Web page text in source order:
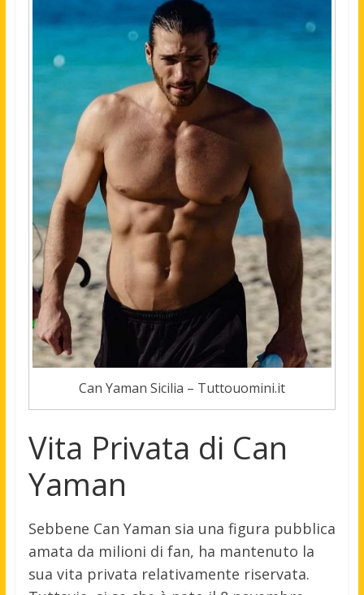
Can Yaman Sicilia – Tuttouomini.it
Vita Privata di Can
Yaman
Sebbene Can Yaman sia una figura pubblica
amata da milioni di fan, ha mantenuto la
sua vita privata relativamente riservata.